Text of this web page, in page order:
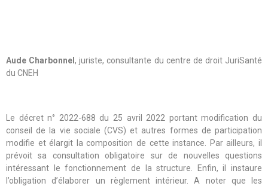
Aude Charbonnel, juriste, consultante du centre de droit JuriSanté
du CNEH
Le décret n° 2022-688 du 25 avril 2022 portant modification du
conseil de la vie sociale (CVS) et autres formes de participation
modifie et élargit la composition de cette instance. Par ailleurs, il
prévoit sa consultation obligatoire sur de nouvelles questions
intéressant le fonctionnement de la structure. Enfin, il instaure
l’obligation d’élaborer un règlement intérieur. A noter que les